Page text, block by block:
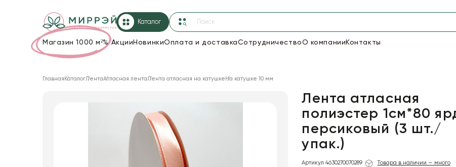
Каталог
Магазин 1000 м²%Акции НовинкиОплата и доставкаСотрудничествоО компании Контакты
18
Сетка
Главная КаталогЛентаАтласная лентаЛента атласная на катушке На катушке 10 мм
Лента атласная
полиэстер 1см*80
персиковый (3 шт./
упак.)
Артикул 4630270070289 Товара в наличии — много